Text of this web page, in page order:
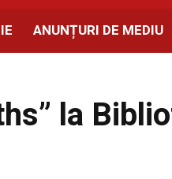
ANUNȚURI DE MEDIU
la